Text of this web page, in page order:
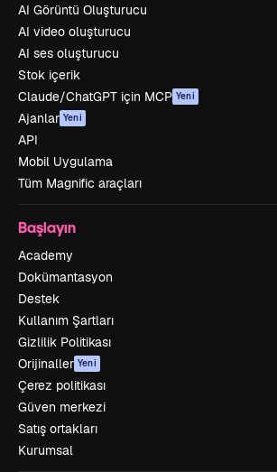
AI Görüntü Oluşturucu
AI video oluşturucu
AI ses oluşturucu
Stok içerik
Claude/ChatGPT için MCP Yeni
Ajanlar Yeni
API
Mobil Uygulama
Tüm Magnific araçları
Başlayın
Academy
Dokümantasyon
Destek
Kullanım Şartları
Gizlilik Politikası
Orijinaller Yeni
Çerez politikası
Güven merkezi
Satış ortakları
Kurumsal